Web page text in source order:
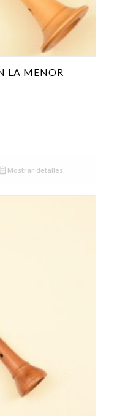
LA MENOR
Mostrar detalles